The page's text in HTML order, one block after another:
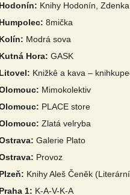
Hodonín: Knihy Hodonín,
Humpolec: 8mička
Kolín: Modrá sova
Kutná Hora: GASK
Litovel: Knižkê a kava –
Mimokolektiv
PLACE store
Zlatá velryba
Galerie Plato
Provoz
Plzeň: Knihy Aleš Čeněk
Praha 1: K-A-V-K-A